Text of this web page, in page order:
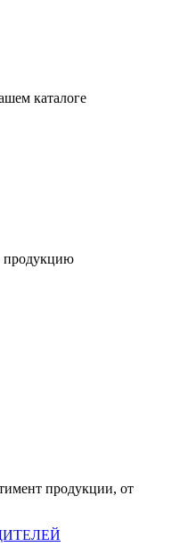
каталоге
продукцию
продукции, от